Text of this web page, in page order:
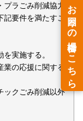
ラごみ削減協力
要件を満たすこ
実施する。
の応援に関する
ックごみ削減以外